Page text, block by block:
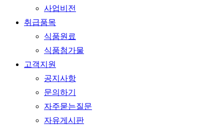
사업비전
취급품목
식품원료
식품첨가물
고객지원
공지사항
문의하기
자주묻는질문
자유게시판